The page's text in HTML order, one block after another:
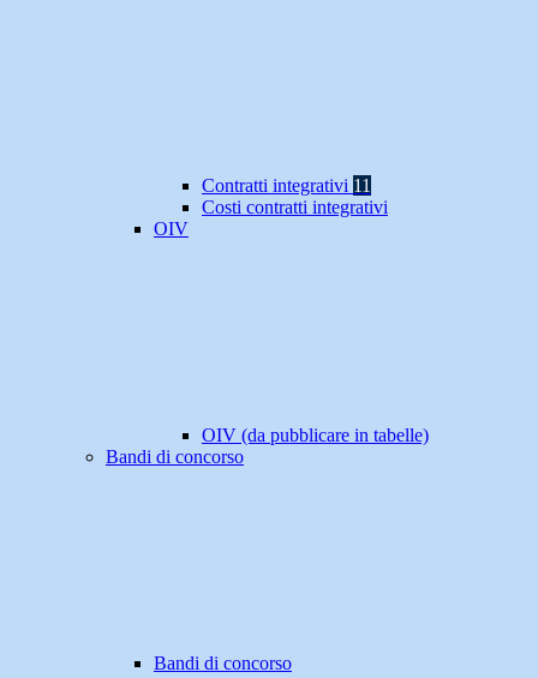
Contratti integrativi 11
Costi contratti integrativi
OIV
OIV (da pubblicare in tabelle)
Bandi di concorso
Bandi di concorso